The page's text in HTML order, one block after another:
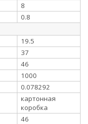
8
0.8
19.5
37
46
1000
0.078292
картонная
коробка
46